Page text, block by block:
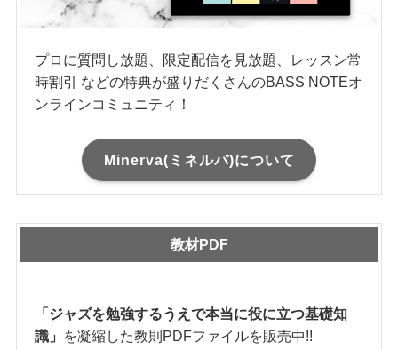
プロに質問し放題、限定配信を見放題、レッスン常
時割引 などの特典が盛りだくさんのBASS NOTEオ
ンラインコミュニティ！
Minerva(ミネルバ)について
教材PDF